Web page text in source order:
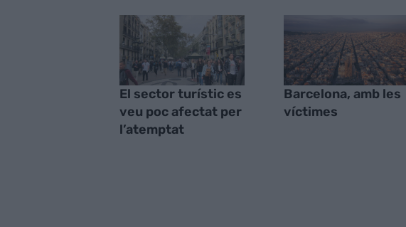
El sector turístic es
veu poc afectat per
l’atemptat
Barcelona, amb les
víctimes